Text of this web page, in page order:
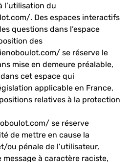
l’utilisation du
. Des espaces interactifs
questions dans l’espace
des
se réserve le
mise en demeure préalable,
cet espace qui
applicable en France,
relatives à la protection
se réserve
de mettre en cause la
ou pénale de l’utilisateur,
à caractère raciste,